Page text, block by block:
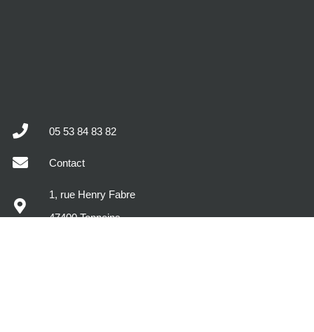
05 53 84 83 82
Contact
1, rue Henry Fabre
47400 Tonneins